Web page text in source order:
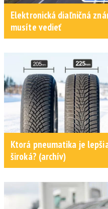
Elektronická diaľničná
musíte vedieť
Ktorá pneumatika je
široká? (archív)